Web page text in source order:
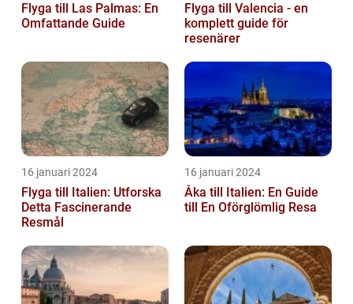
Flyga till Las Palmas: En
Omfattande Guide
Flyga till Valencia - en
komplett guide för
resenärer
16 januari 2024
Flyga till Italien: Utforska
Detta Fascinerande
Resmål
16 januari 2024
Åka till Italien: En Guide
till En Oförglömlig Resa